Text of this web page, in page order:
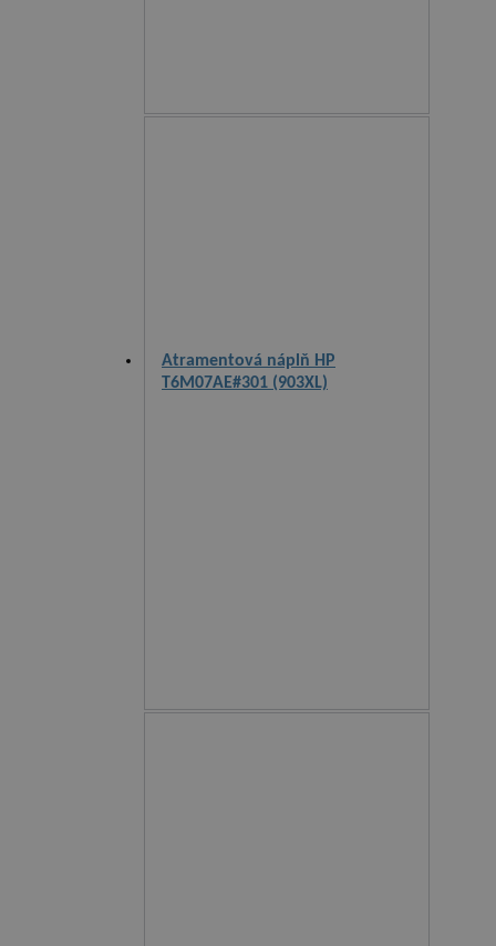
Atramentová náplň HP
T6M07AE#301 (903XL)